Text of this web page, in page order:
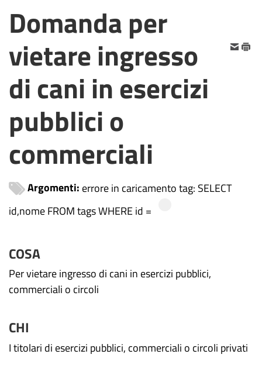
Domanda per
vietare ingresso
di cani in esercizi
pubblici o
commerciali
Argomenti: errore in caricamento tag: SELECT
id,nome FROM tags WHERE id =
COSA
Per vietare ingresso di cani in esercizi pubblici,
commerciali o circoli
CHI
I titolari di esercizi pubblici, commerciali o circoli privati